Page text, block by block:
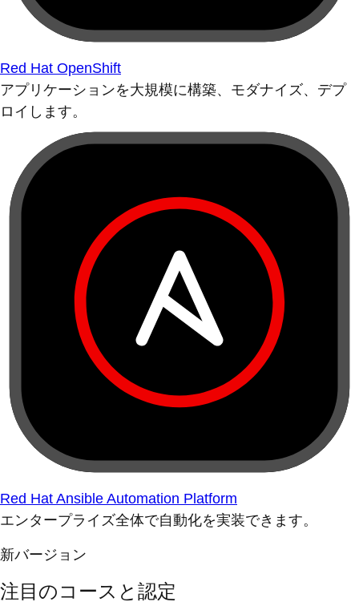
Red Hat OpenShift
アプリケーションを大規模に構築、モダナイズ、デプ
ロイします。
Red Hat Ansible Automation Platform
エンタープライズ全体で自動化を実装できます。
新バージョン
注目のコースと認定